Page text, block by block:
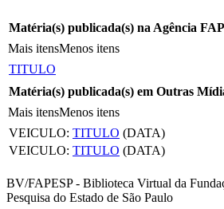
Matéria(s) publicada(s) na Agência
Mais itensMenos itens
TITULO
Matéria(s) publicada(s) em Outras
Mais itensMenos itens
VEICULO: TITULO (DATA)
VEICULO: TITULO (DATA)
BV/FAPESP - Biblioteca Virtual da
Pesquisa do Estado de São Paulo